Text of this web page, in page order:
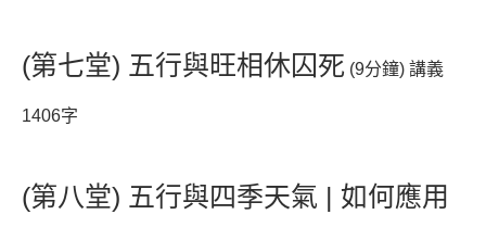
(第七堂) 五行與旺相休囚死 (9分鐘) 講義
1406字
(第八堂) 五行與四季天氣 | 如何應用